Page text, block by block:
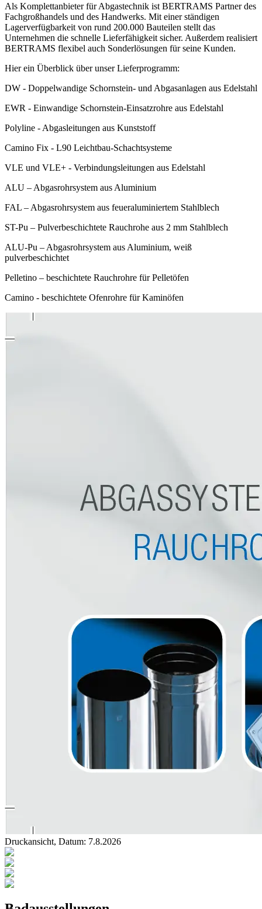
Als Komplettanbieter für Abgastechnik ist BERTRAMS Partner des
Fachgroßhandels und des Handwerks. Mit einer ständigen
Lagerverfügbarkeit von rund 200.000 Bauteilen stellt das
Unternehmen die schnelle Lieferfähigkeit sicher. Außerdem realisiert
BERTRAMS flexibel auch Sonderlösungen für seine Kunden.
Hier ein Überblick über unser Lieferprogramm:
DW - Doppelwandige Schornstein- und Abgasanlagen aus Edelstahl
EWR - Einwandige Schornstein-Einsatzrohre aus Edelstahl
Polyline - Abgasleitungen aus Kunststoff
Camino Fix - L90 Leichtbau-Schachtsysteme
VLE und VLE+ - Verbindungsleitungen aus Edelstahl
ALU – Abgasrohrsystem aus Aluminium
FAL – Abgasrohrsystem aus feueraluminiertem Stahlblech
ST-Pu – Pulverbeschichtete Rauchrohe aus 2 mm Stahlblech
ALU-Pu – Abgasrohrsystem aus Aluminium, weiß
pulverbeschichtet
Pelletino – beschichtete Rauchrohre für Pelletöfen
Camino - beschichtete Ofenrohre für Kaminöfen
Druckansicht, Datum: 7.8.2026